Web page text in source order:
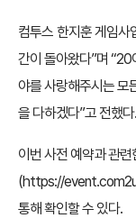
컴투스 한지훈 게임사
간이 돌아왔다”며
야를 사랑해주시는 모
을 다하겠다”고 전했다.
이번 사전 예약과 관
(https://
통해 확인할 수 있다.